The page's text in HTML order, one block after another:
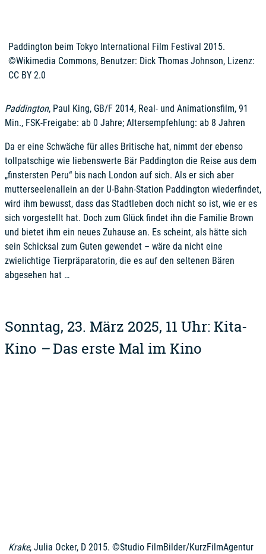
Paddington beim Tokyo International Film Festival 2015.
©Wikimedia Commons, Benutzer: Dick Thomas Johnson, Lizenz:
CC BY 2.0
Paddington, Paul King, GB/F 2014, Real- und Animationsfilm, 91
Min., FSK-Freigabe: ab 0 Jahre; Altersempfehlung: ab 8 Jahren
Da er eine Schwäche für alles Britische hat, nimmt der ebenso
tollpatschige wie liebenswerte Bär Paddington die Reise aus dem
„finstersten Peru“ bis nach London auf sich. Als er sich aber
mutterseelenallein an der U-Bahn-Station Paddington wiederfindet,
wird ihm bewusst, dass das Stadtleben doch nicht so ist, wie er es
sich vorgestellt hat. Doch zum Glück findet ihn die Familie Brown
und bietet ihm ein neues Zuhause an. Es scheint, als hätte sich
sein Schicksal zum Guten gewendet – wäre da nicht eine
zwielichtige Tierpräparatorin, die es auf den seltenen Bären
abgesehen hat …
Sonntag, 23. März 2025, 11 Uhr: Kita-
Kino –Das erste Mal im Kino
Krake, Julia Ocker, D 2015. ©Studio FilmBilder/KurzFilmAgentur